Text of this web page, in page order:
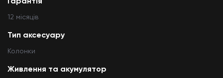
12 мiсяцiв
Тип аксесуару
Колонки
Живлення та акумулятор